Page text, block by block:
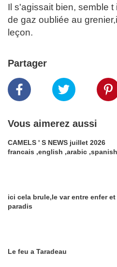
Il s'agissait bien, semble
de gaz oubliée au
leçon.
Partager
Vous aimerez aussi
CAMELS ' S NEWS juillet 2026
francais ,english ,arabic ,spanish
ici cela brule,le var entre enfer et
paradis
Le feu a Taradeau